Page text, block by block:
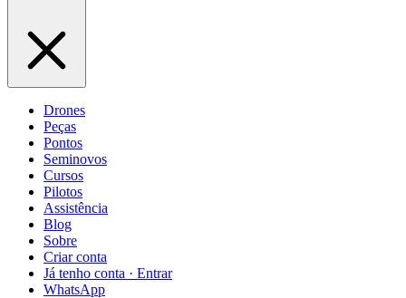
Drones
Peças
Pontos
Seminovos
Cursos
Pilotos
Assistência
Blog
Sobre
Criar conta
Já tenho conta · Entrar
WhatsApp